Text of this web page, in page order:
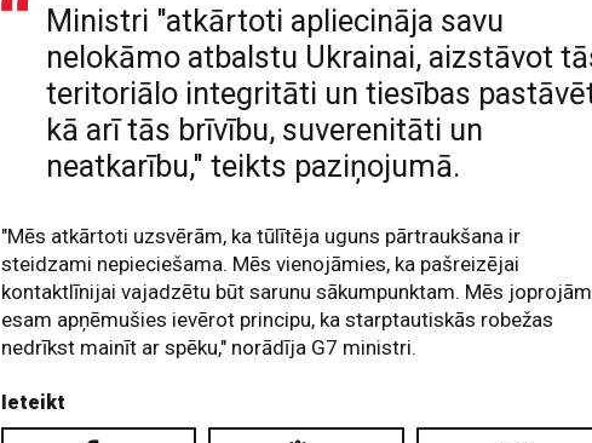
Ministri "atkārtoti apliecināja savu
nelokāmo atbalstu Ukrainai, aizstāvot
teritoriālo integritāti un tiesības
kā arī tās brīvību, suverenitāti un
neatkarību," teikts paziņojumā.
"Mēs atkārtoti uzsvērām, ka tūlītēja uguns pārtraukšana ir
steidzami nepieciešama. Mēs vienojāmies, ka pašreizējai
kontaktlīnijai vajadzētu būt sarunu sākumpunktam. Mēs joprojām
esam apņēmušies ievērot principu, ka starptautiskās robežas
nedrīkst mainīt ar spēku," norādīja G7 ministri.
Ieteikt